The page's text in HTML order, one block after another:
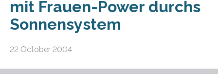
mit Frauen-Power durchs
Sonnensystem
22 October 2004